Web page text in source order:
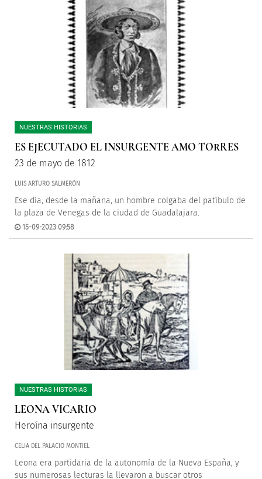
NUESTRAS HISTORIAS
ES EJECUTADO EL INSURGENTE AMO TORRES
23 de mayo de 1812
LUIS ARTURO SALMERÓN
Ese día, desde la mañana, un hombre colgaba del patíbulo de
la plaza de Venegas de la ciudad de Guadalajara.
15-09-2023 09:58
NUESTRAS HISTORIAS
LEONA VICARIO
Heroína insurgente
CELIA DEL PALACIO MONTIEL
Leona era partidaria de la autonomía de la Nueva España, y
sus numerosas lecturas la llevaron a buscar otros